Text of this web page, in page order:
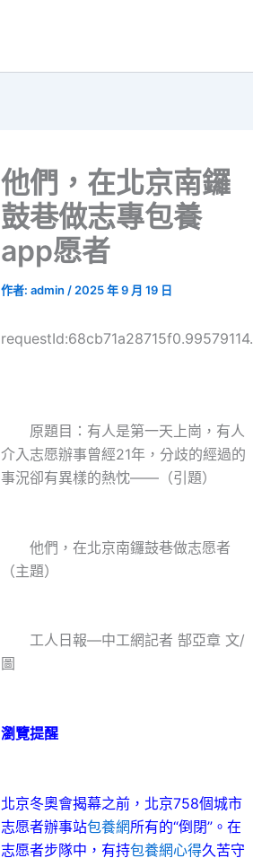
他們，在北京南鑼
鼓巷做志專包養
app愿者
作者: admin / 2025 年 9 月 19 日
requestId:68cb71a28715f0.99579114.
原題目：有人是第一天上崗，有人
介入志愿辦事曾經21年，分歧的經過的
事況卻有異樣的熱忱——（引題）
他們，在北京南鑼鼓巷做志愿者
（主題）
工人日報—中工網記者 郜亞章 文/
圖
瀏覽提醒
北京冬奧會揭幕之前，北京758個城市
志愿者辦事站包養網所有的“倒閉”。在
志愿者步隊中，有持包養網心得久苦守